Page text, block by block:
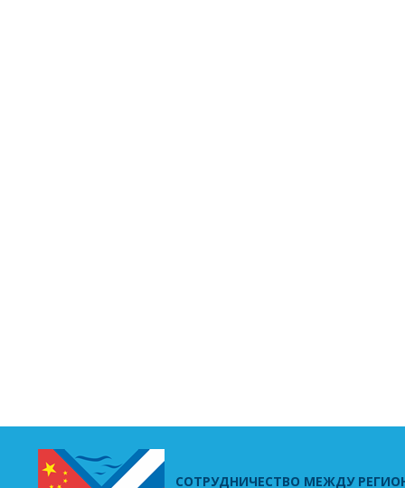
СОТРУДНИЧЕСТВО МЕЖДУ